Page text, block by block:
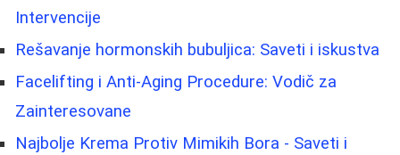
Intervencije
Rešavanje hormonskih bubuljica: Saveti i iskustva
Facelifting i Anti-Aging Procedure: Vodič za
Zainteresovane
Najbolje Krema Protiv Mimikih Bora - Saveti i